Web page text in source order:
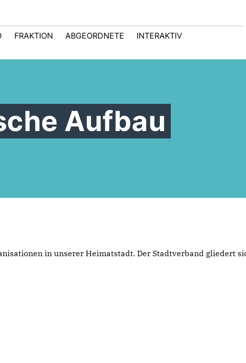
FRAKTION ABGEORDNETE INTERAKTIV
Aufbau
in unserer Heimatstadt. Der Stadtverband gliedert